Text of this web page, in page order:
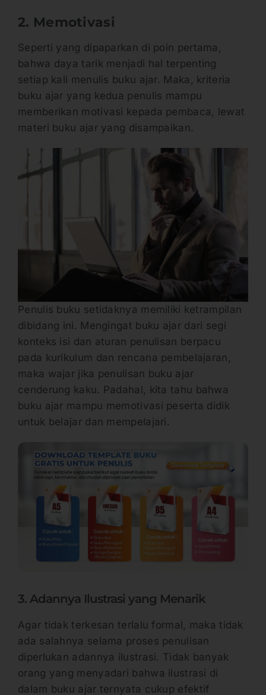
2. Memotivasi
Seperti yang dipaparkan di poin pertama,
bahwa daya tarik menjadi hal terpenting
setiap kali menulis buku ajar. Maka, kriteria
buku ajar yang kedua penulis mampu
memberikan motivasi kepada pembaca, lewat
materi buku ajar yang disampaikan.
Penulis buku setidaknya memiliki ketrampilan
dibidang ini. Mengingat buku ajar dari segi
konteks isi dan aturan penulisan berpacu
pada kurikulum dan rencana pembelajaran,
maka wajar jika penulisan buku ajar
cenderung kaku. Padahal, kita tahu bahwa
buku ajar mampu memotivasi peserta didik
untuk belajar dan mempelajari.
3. Adannya Ilustrasi yang Menarik
Agar tidak terkesan terlalu formal, maka tidak
ada salahnya selama proses penulisan
diperlukan adannya ilustrasi. Tidak banyak
orang yang menyadari bahwa ilustrasi di
dalam buku ajar ternyata cukup efektif